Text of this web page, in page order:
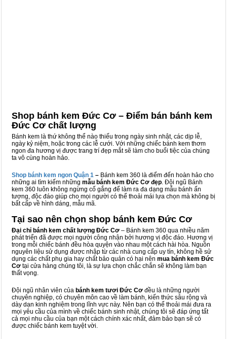
Shop bánh kem Đức Cơ – Điểm bán bánh kem
Đức Cơ chất lượng
Bánh kem là thứ không thể nào thiếu trong ngày sinh nhật, các dịp lễ,
ngày kỷ niệm, hoặc trong các lễ cưới. Với những chiếc bánh kem thơm
ngon đa hương vị được trang trí đẹp mắt sẽ làm cho buổi tiệc của chúng
ta vô cùng hoàn hảo.
Shop bánh kem ngon Quận 1 – Bánh kem 360 là điểm đến hoàn hảo cho
những ai tìm kiếm những mẫu bánh kem Đức Cơ đẹp. Đội ngũ Bánh
kem 360 luôn không ngừng cố gắng để làm ra đa dạng mẫu bánh ấn
tượng, độc đáo giúp cho mọi người có thể thoải mái lựa chọn mà không bị
bất cấp về hình dáng, mẫu mã.
Tại sao nên chọn shop bánh kem Đức Cơ
Đại chỉ bánh kem chất lượng Đức Cơ – Bánh kem 360 qua nhiều năm
phát triển đã được mọi người công nhận bởi hương vị độc đáo. Hương vị
trong mỗi chiếc bánh đều hòa quyện vào nhau một cách hài hòa. Nguồn
nguyên liệu sử dụng được nhập từ các nhà cung cấp uy tín, không hề sử
dụng các chất phụ gia hay chất bảo quản có hại nên mua bánh kem Đức
Cơ tại cửa hàng chúng tôi, là sự lựa chọn chắc chắn sẽ không làm bạn
thất vọng.
Đội ngũ nhân viên của bánh kem tươi Đức Cơ đều là những người
chuyên nghiệp, có chuyên môn cao về làm bánh, kiến thức sâu rộng và
dày dạn kinh nghiệm trong lĩnh vực này. Nên bạn có thể thoải mái đưa ra
mọi yêu cầu của mình về chiếc bánh sinh nhật, chúng tôi sẽ đáp ứng tất
cả mọi nhu cầu của bạn một cách chính xác nhất, đảm bảo bạn sẽ có
được chiếc bánh kem tuyệt vời.